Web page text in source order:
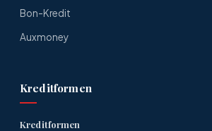
Bon-Kredit
Auxmoney
Kreditformen
Kreditformen